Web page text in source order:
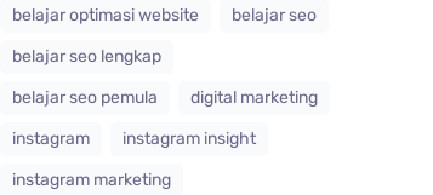
belajar optimasi website
belajar seo
belajar seo lengkap
belajar seo pemula
digital marketing
instagram
instagram insight
instagram marketing